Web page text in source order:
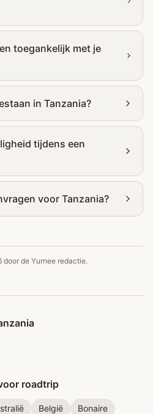
toegankelijk met je
in Tanzania?
tijdens een
voor Tanzania?
door de Yurnee redactie.
roadtrip
België
Bonaire